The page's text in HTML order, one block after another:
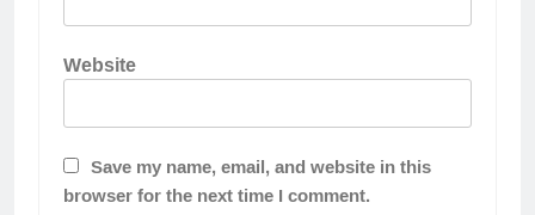
Website
Save my name, email, and website in this
browser for the next time I comment.